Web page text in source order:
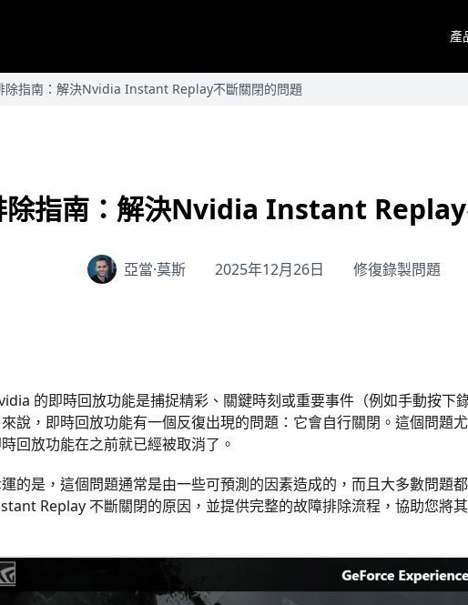
產
除指南：解決Nvidia Instant Replay不斷關閉的問題
除指南：解決Nvidia Instant
亞當·莫斯 2025年12月26日 修復錄製問題
的即時回放功能是捕捉精彩、關鍵時刻或重要事件（例如手動按下
說，即時回放功能有一個反復出現的問題：它會自行關閉。這個問題
回放功能在之前就已經被取消了。
的是，這個問題通常是由一些可預測的因素造成的，而且大多數問題
Replay 不斷關閉的原因，並提供完整的故障排除流程，協助您將